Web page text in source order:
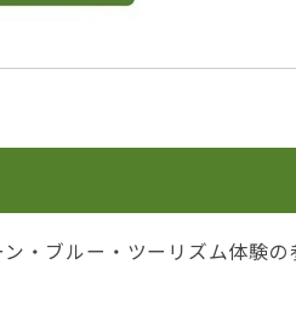
・ブルー・ツーリズム体験